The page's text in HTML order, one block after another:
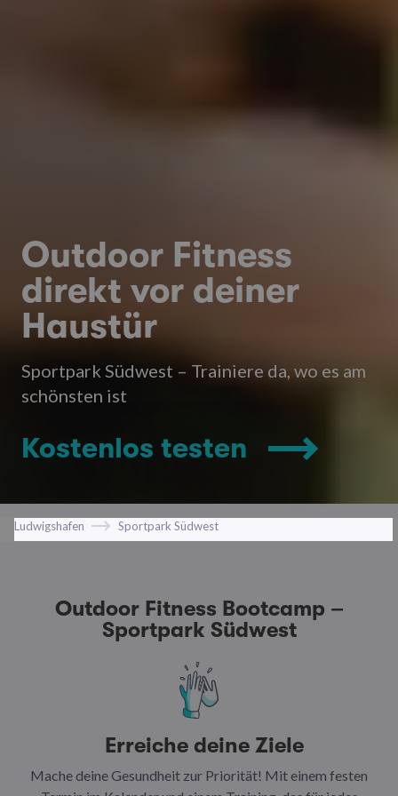
Outdoor Fitness
direkt vor deiner
Haustür
Sportpark Südwest – Trainiere da, wo es am
schönsten ist
Kostenlos testen
Ludwigshafen Sportpark Südwest
Outdoor Fitness Bootcamp –
Sportpark Südwest
Erreiche deine Ziele
Mache deine Gesundheit zur Priorität! Mit einem festen